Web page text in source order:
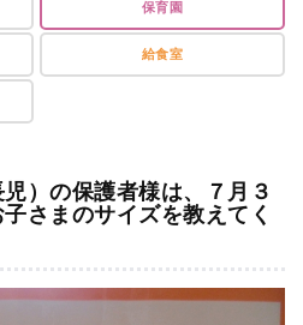
保育園
給食室
）の保護者様は、７月３
さまのサイズを教えてく